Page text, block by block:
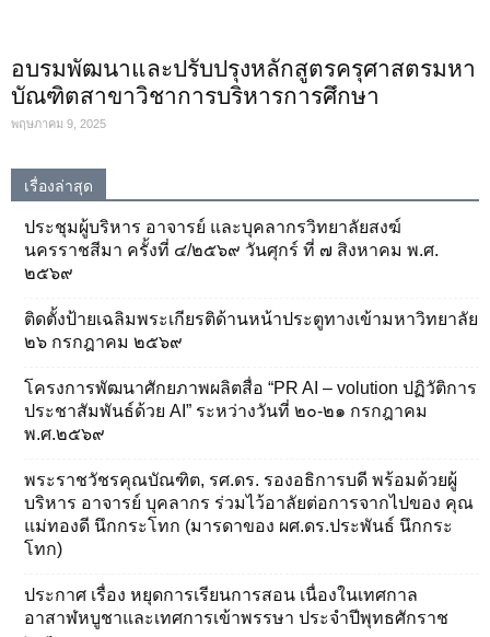
อบรมพัฒนาและปรับปรุงหลักสูตรครุศาสตรมหา
บัณฑิตสาขาวิชาการบริหารการศึกษา
พฤษภาคม 9, 2025
เรื่องล่าสุด
ประชุมผู้บริหาร อาจารย์ และบุคลากรวิทยาลัยสงฆ์
นครราชสีมา ครั้งที่ ๔/๒๕๖๙ วันศุกร์ ที่ ๗ สิงหาคม พ.ศ.
๒๕๖๙
ติดตั้งป้ายเฉลิมพระเกียรติด้านหน้าประตูทางเข้ามหาวิทยาลัย
๒๖ กรกฎาคม ๒๕๖๙
โครงการพัฒนาศักยภาพผลิตสื่อ “PR AI – volution ปฏิวัติการ
ประชาสัมพันธ์ด้วย AI” ระหว่างวันที่ ๒๐-๒๑ กรกฎาคม
พ.ศ.๒๕๖๙
พระราชวัชรคุณบัณฑิต, รศ.ดร. รองอธิการบดี พร้อมด้วยผู้
บริหาร อาจารย์ บุคลากร ร่วมไว้อาลัยต่อการจากไปของ คุณ
แม่ทองดี นึกกระโทก (มารดาของ ผศ.ดร.ประพันธ์ นึกกระ
โทก)
ประกาศ เรื่อง หยุดการเรียนการสอน เนื่องในเทศกาล
อาสาฬหบูชาและเทศการเข้าพรรษา ประจำปีพุทธศักราช